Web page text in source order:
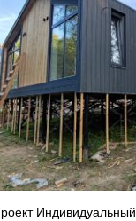
Индивидуальный